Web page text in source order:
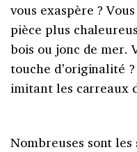
vous exaspère ?
pièce plus
bois ou jonc de mer.
touche d’originalité
imitant les carreaux
Nombreuses sont